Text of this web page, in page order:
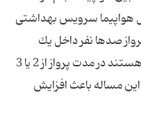
هواپیما سرویس بهداشتی
صدها نفر داخل یك
فضای محدود قرار می‌گیرند و مجبور هستند در مدت پرواز از 2 یا 3
مساله باعث افزایش